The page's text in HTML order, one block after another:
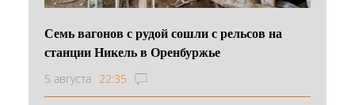
Семь вагонов с рудой сошли с рельсов на
станции Никель в Оренбуржье
5 августа 22:35